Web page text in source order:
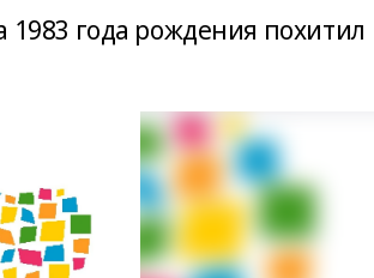
года рождения похитил